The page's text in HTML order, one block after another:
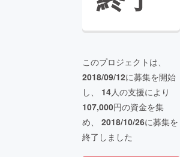
このプロジェクトは、
2018/09/12に募集を開始
し、 14人の支援により
107,000円の資金を集
め、 2018/10/26に募集を
終了しました